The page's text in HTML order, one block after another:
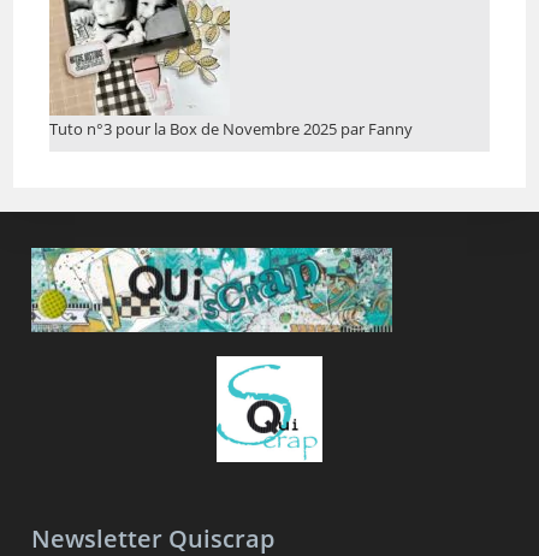
Tuto n°3 pour la Box de Novembre 2025 par Fanny
Newsletter Quiscrap